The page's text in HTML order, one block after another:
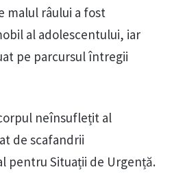
malul râului a fost
al adolescentului, iar
pe parcursul întregii
neînsuflețit al
de scafandrii
pentru Situații de Urgență.